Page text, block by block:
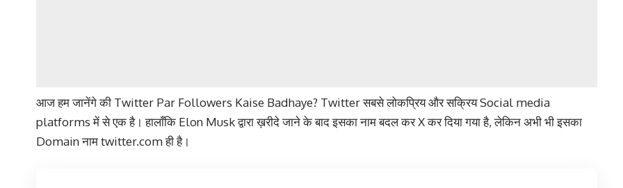
आज हम जानेंगे की Twitter Par Followers Kaise Badhaye? Twitter सबसे लोकप्रिय और सक्रिय Social media
platforms में से एक है। हालाँकि Elon Musk द्वारा ख़रीदे जाने के बाद इसका नाम बदल कर X कर दिया गया है, लेकिन अभी भी इसका
Domain नाम twitter.com ही है।